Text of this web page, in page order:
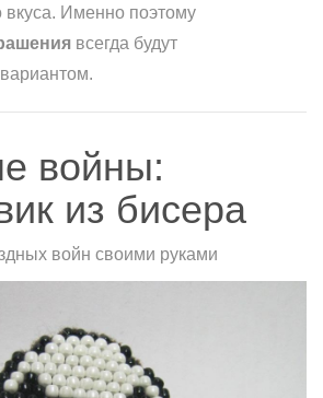
Именно поэтому
всегда будут
войны:
из бисера
войн своими руками